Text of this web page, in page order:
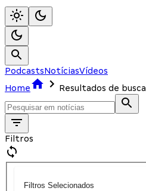
PodcastsNotíciasVídeos
Home
Resultados de busca
Filtros
Filtros Selecionados